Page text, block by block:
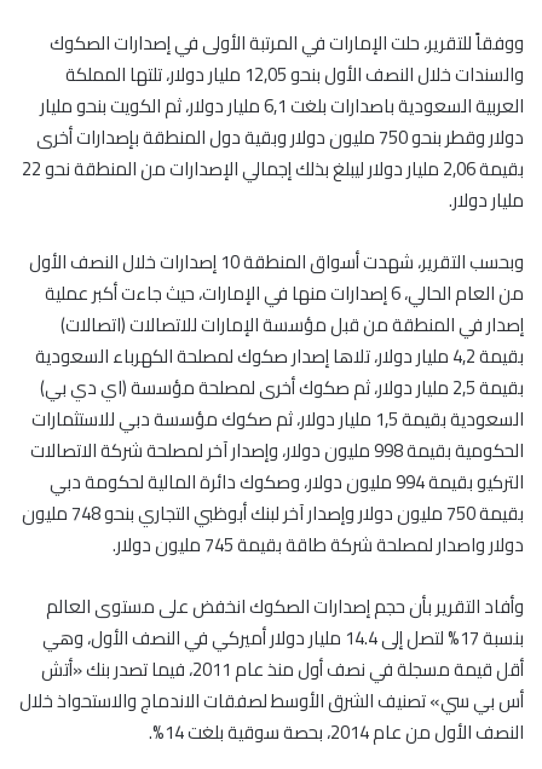
ووفقاً للتقرير، حلت الإمارات في المرتبة الأولى في إصدارات الصكوك
والسندات خلال النصف الأول بنحو 12,05 مليار دولار، تلتها المملكة
العربية السعودية باصدارات بلغت 6,1 مليار دولار، ثم الكويت بنحو مليار
دولار وقطر بنحو 750 مليون دولار وبقية دول المنطقة بإصدارات أخرى
بقيمة 2,06 مليار دولار ليبلغ بذلك إجمالي الإصدارات من المنطقة نحو 22
مليار دولار.
وبحسب التقرير، شهدت أسواق المنطقة 10 إصدارات خلال النصف الأول
من العام الحالي، 6 إصدارات منها في الإمارات، حيث جاءت أكبر عملية
إصدار في المنطقة من قبل مؤسسة الإمارات للاتصالات (اتصالات)
بقيمة 4,2 مليار دولار، تلاها إصدار صكوك لمصلحة الكهرباء السعودية
بقيمة 2,5 مليار دولار، ثم صكوك أخرى لمصلحة مؤسسة (اي دي بي)
السعودية بقيمة 1,5 مليار دولار، ثم صكوك مؤسسة دبي للاستثمارات
الحكومية بقيمة 998 مليون دولار، وإصدار آخر لمصلحة شركة الاتصالات
التركيو بقيمة 994 مليون دولار، وصكوك دائرة المالية لحكومة دبي
بقيمة 750 مليون دولار وإصدار آخر لبنك أبوظبي التجاري بنحو 748 مليون
دولار واصدار لمصلحة شركة طاقة بقيمة 745 مليون دولار.
وأفاد التقرير بأن حجم إصدارات الصكوك انخفض على مستوى العالم
بنسبة 17% لتصل إلى 14.4 مليار دولار أميركي في النصف الأول، وهي
أقل قيمة مسجلة في نصف أول منذ عام 2011، فيما تصدر بنك «أتش
أس بي سي» تصنيف الشرق الأوسط لصفقات الاندماج والاستحواذ خلال
النصف الأول من عام 2014، بحصة سوقية بلغت 14%.